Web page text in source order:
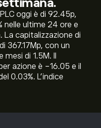
oggi è di 92.45‎p‎,
nelle ultime 24 ore e
La capitalizzazione di
367.17M‎p‎, con un
di 1.5M. Il
azione è -16.05 e il
0.03%. L'indice